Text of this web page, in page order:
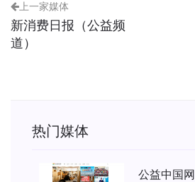
上一家媒体
新消费日报（公益频
道）
热门媒体
公益中国网